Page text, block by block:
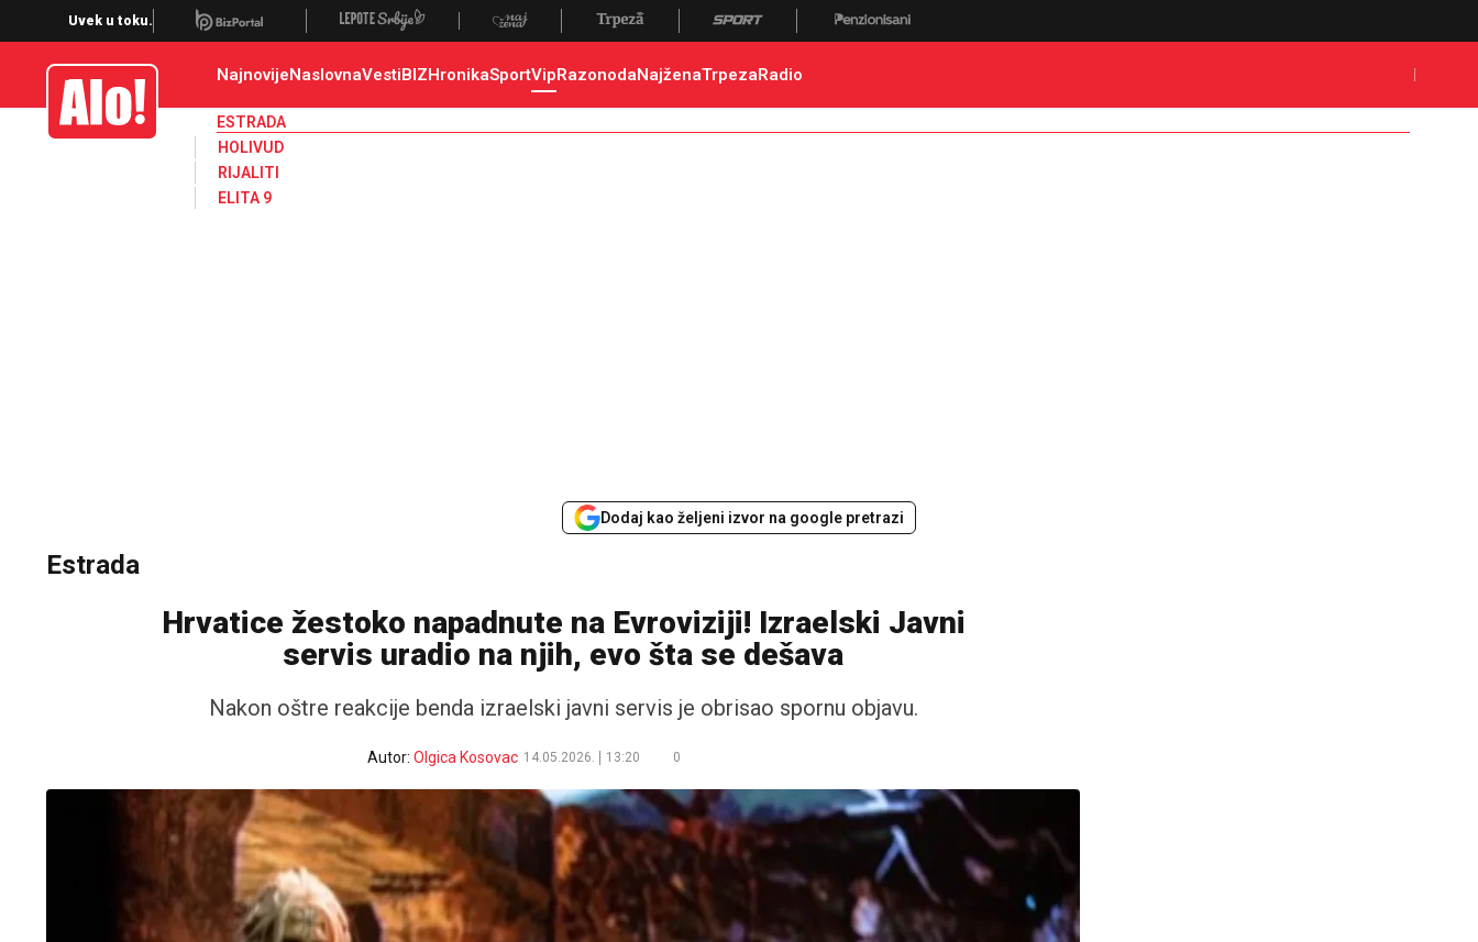
Uvek u toku.
Alo NajnovijeNaslovnaVestiBIZHronikaSportVipRazonodaNajženaTrpezaRadio
ESTRADA
HOLIVUD
RIJALITI
ELITA 9
Dodaj kao željeni izvor na google pretrazi
Estrada
Hrvatice žestoko napadnute na Evroviziji! Izraelski Javni
servis uradio na njih, evo šta se dešava
Nakon oštre reakcije benda izraelski javni servis je obrisao spornu objavu.
Autor: Olgica Kosovac 14.05.2026. 13:20 0